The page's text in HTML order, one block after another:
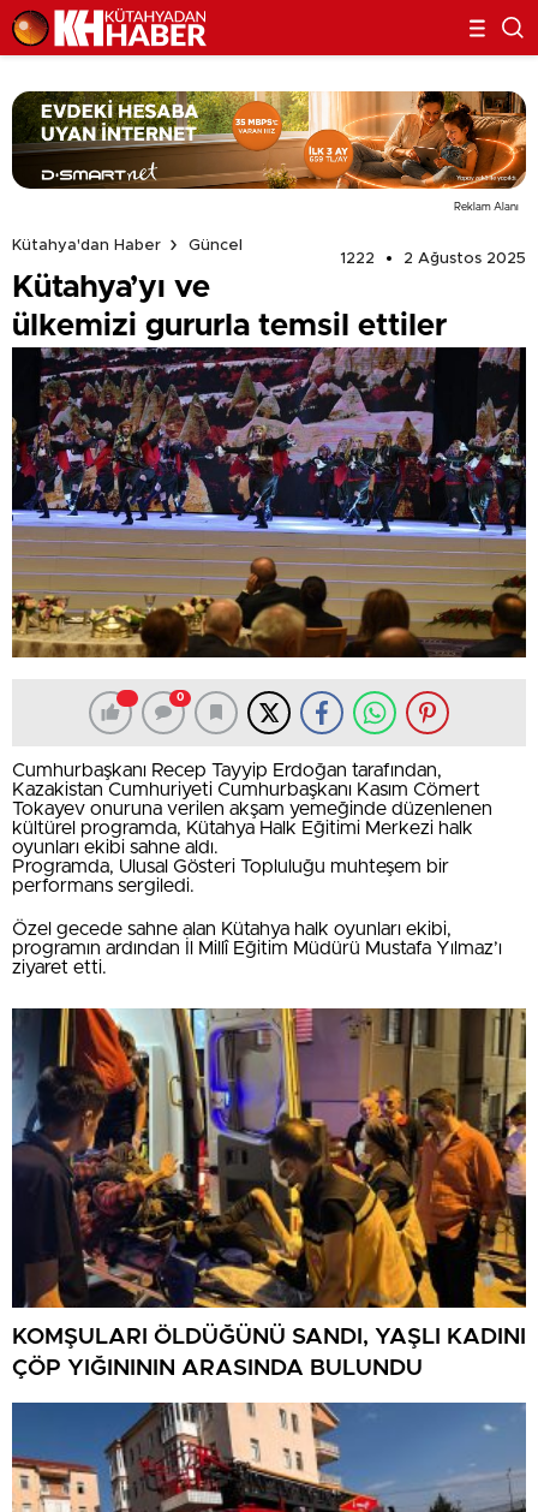
Reklam Alanı
Kütahya'dan Haber
Güncel
1222
2 Ağustos 2025
Kütahya’yı ve
ülkemizi gururla temsil ettiler
0
Cumhurbaşkanı Recep Tayyip Erdoğan tarafından,
Kazakistan Cumhuriyeti Cumhurbaşkanı Kasım Cömert
Tokayev onuruna verilen akşam yemeğinde düzenlenen
kültürel programda, Kütahya Halk Eğitimi Merkezi halk
oyunları ekibi sahne aldı.
Programda, Ulusal Gösteri Topluluğu muhteşem bir
performans sergiledi.
Özel gecede sahne alan Kütahya halk oyunları ekibi,
programın ardından İl Millî Eğitim Müdürü Mustafa Yılmaz’ı
ziyaret etti.
KOMŞULARI ÖLDÜĞÜNÜ SANDI, YAŞLI KADINI
ÇÖP YIĞINININ ARASINDA BULUNDU